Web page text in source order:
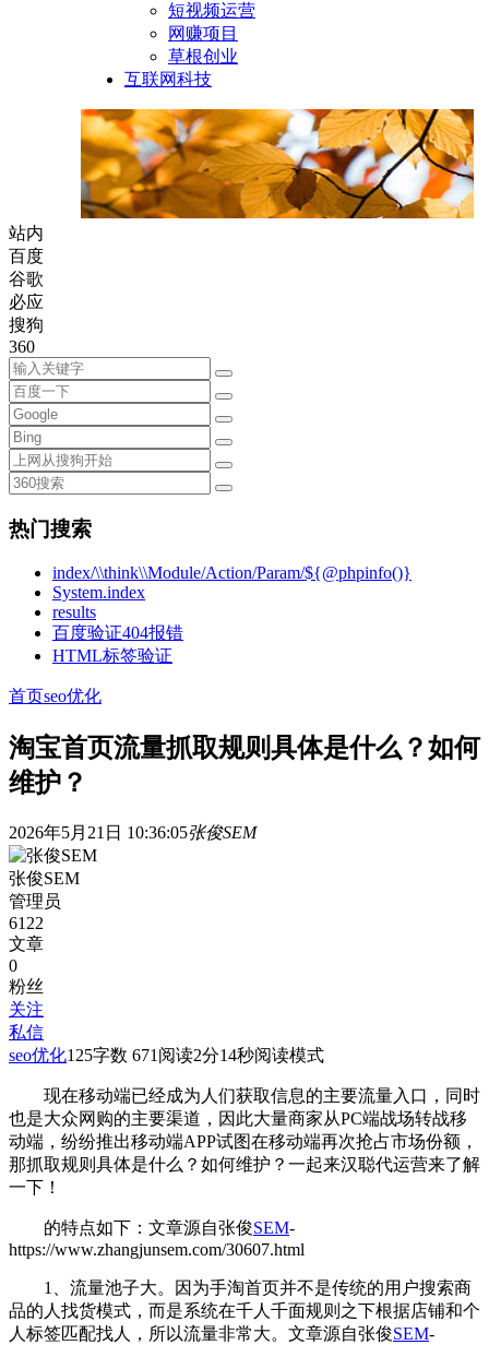
短视频运营
网赚项目
草根创业
互联网科技
站内
百度
谷歌
必应
搜狗
360
热门搜索
index/\\think\\Module/Action/Param/${@phpinfo()}
System.index
results
百度验证404报错
HTML标签验证
首页seo优化
淘宝首页流量抓取规则具体是什么？如何
维护？
2026年5月21日 10:36:05张俊SEM
张俊SEM
管理员
6122
文章
0
粉丝
关注
私信
seo优化125字数 671 阅读2分14秒阅读模式
现在移动端已经成为人们获取信息的主要流量入口，同时
也是大众网购的主要渠道，因此大量商家从PC端战场转战移
动端，纷纷推出移动端APP试图在移动端再次抢占市场份额，
那抓取规则具体是什么？如何维护？一起来汉聪代运营来了解
一下！
的特点如下： 文章源自张俊SEM-
https://www.zhangjunsem.com/30607.html
1、流量池子大。因为手淘首页并不是传统的用户搜索商
品的人找货模式，而是系统在千人千面规则之下根据店铺和个
人标签匹配找人，所以流量非常大。 文章源自张俊SEM-